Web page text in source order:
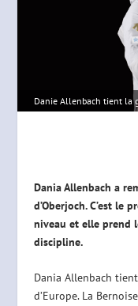
Danie Allenbach tient la
Dania Allenbach a
d’Oberjoch. C’est le
niveau et elle prend
discipline.
Dania Allenbach
d’Europe. La